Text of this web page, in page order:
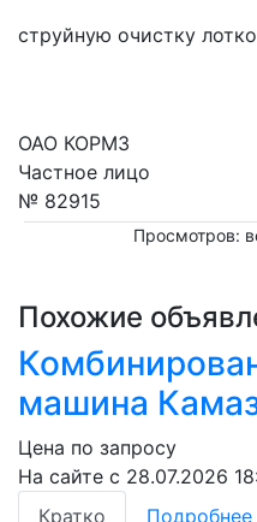
струйную очистку
ОАО КОРМЗ
Частное лицо
№ 82915
Просмотров:
Похожие
машина
Цена по запросу
На сайте с 28.07.2026
Кратко
Подробнее